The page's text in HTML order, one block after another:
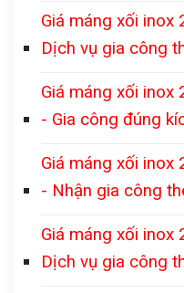
Giá máng xối inox
Dịch vụ gia công
Giá máng xối inox
- Gia công đúng
Giá máng xối inox
- Nhận gia công
Giá máng xối inox
Dịch vụ gia công